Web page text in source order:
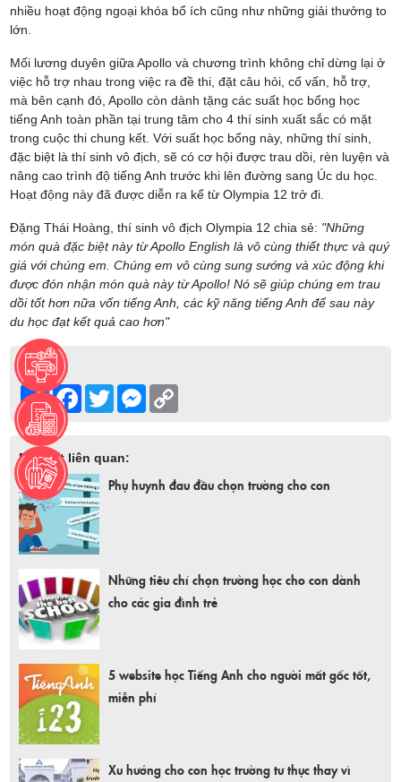
nhiều hoạt động ngoại khóa bổ ích cũng như những giải thưởng to
lớn.
Mối lương duyên giữa Apollo và chương trình không chỉ dừng lại ở
việc hỗ trợ nhau trong việc ra đề thi, đặt câu hỏi, cố vấn, hỗ trợ,
mà bên cạnh đó, Apollo còn dành tặng các suất học bổng học
tiếng Anh toàn phần tại trung tâm cho 4 thí sinh xuất sắc có mặt
trong cuộc thi chung kết. Với suất học bổng này, những thí sinh,
đặc biệt là thí sinh vô địch, sẽ có cơ hội được trau dồi, rèn luyện và
nâng cao trình độ tiếng Anh trước khi lên đường sang Úc du học.
Hoạt động này đã được diễn ra kể từ Olympia 12 trở đi.
Đặng Thái Hoàng, thí sinh vô địch Olympia 12 chia sẻ: "Những
món quà đặc biệt này từ Apollo English là vô cùng thiết thực và quý
giá với chúng em. Chúng em vô cùng sung sướng và xúc động khi
được đón nhận món quà này từ Apollo! Nó sẽ giúp chúng em trau
dồi tốt hơn nữa vốn tiếng Anh, các kỹ năng tiếng Anh để sau này
du học đạt kết quả cao hơn"
Chia sẻ:
Share Facebook
TwitterMessenger
Bài viết liên quan:
Phụ huynh đau đầu chọn trường cho con
Những tiêu chí chọn trường học cho con dành
cho các gia đình trẻ
5 website học Tiếng Anh cho người mất gốc tốt,
miễn phí
Xu hướng cho con học trường tư thục thay vì